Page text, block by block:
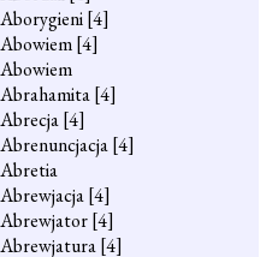
Aborygieni[4]
Abowiem[4]
Abowiem
Abrahamita[4]
Abrecja[4]
Abrenuncjacja[4]
Abretia
Abrewjacja[4]
Abrewjator[4]
Abrewjatura[4]